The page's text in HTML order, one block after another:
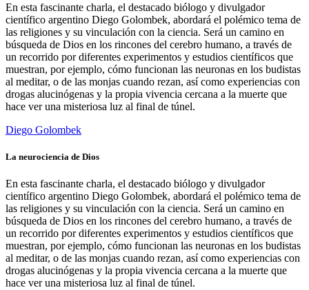
En esta fascinante charla, el destacado biólogo y divulgador
científico argentino Diego Golombek, abordará el polémico tema de
las religiones y su vinculación con la ciencia. Será un camino en
búsqueda de Dios en los rincones del cerebro humano, a través de
un recorrido por diferentes experimentos y estudios científicos que
muestran, por ejemplo, cómo funcionan las neuronas en los budistas
al meditar, o de las monjas cuando rezan, así como experiencias con
drogas alucinógenas y la propia vivencia cercana a la muerte que
hace ver una misteriosa luz al final de túnel.
Diego Golombek
La neurociencia de Dios
En esta fascinante charla, el destacado biólogo y divulgador
científico argentino Diego Golombek, abordará el polémico tema de
las religiones y su vinculación con la ciencia. Será un camino en
búsqueda de Dios en los rincones del cerebro humano, a través de
un recorrido por diferentes experimentos y estudios científicos que
muestran, por ejemplo, cómo funcionan las neuronas en los budistas
al meditar, o de las monjas cuando rezan, así como experiencias con
drogas alucinógenas y la propia vivencia cercana a la muerte que
hace ver una misteriosa luz al final de túnel.